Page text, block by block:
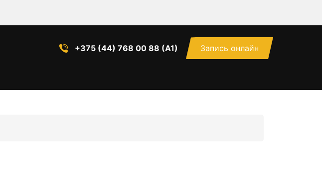
+375 (44) 768 00 88 (А1) Запись онлайн